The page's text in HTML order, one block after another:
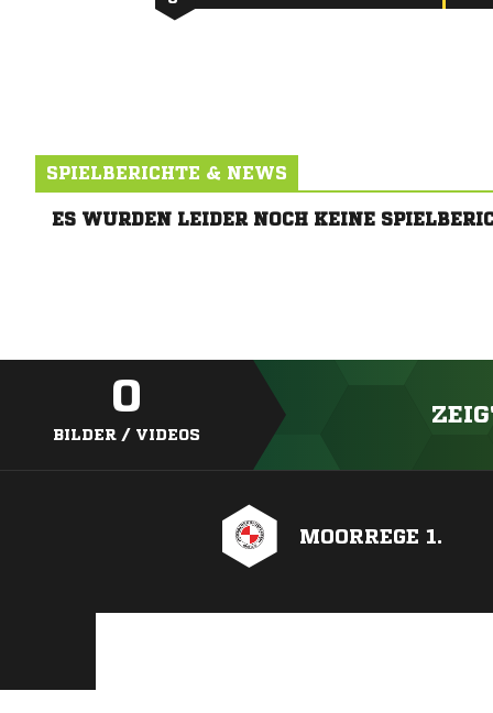
SPIELBERICHTE & NEWS
ES WURDEN LEIDER NOCH KEINE
0
BILDER / VIDEOS
MOORREGE 1.